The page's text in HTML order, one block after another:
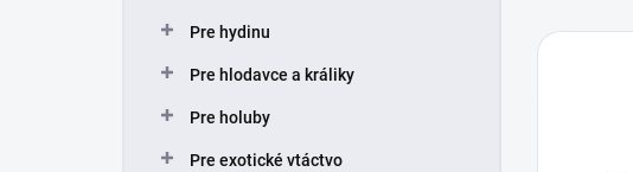
Pre hydinu
Pre hlodavce a králiky
Pre holuby
Pre exotické vtáctvo